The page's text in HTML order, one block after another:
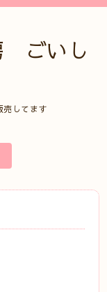
ごいし
売してます